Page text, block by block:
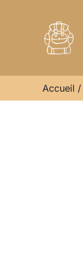
Accueil